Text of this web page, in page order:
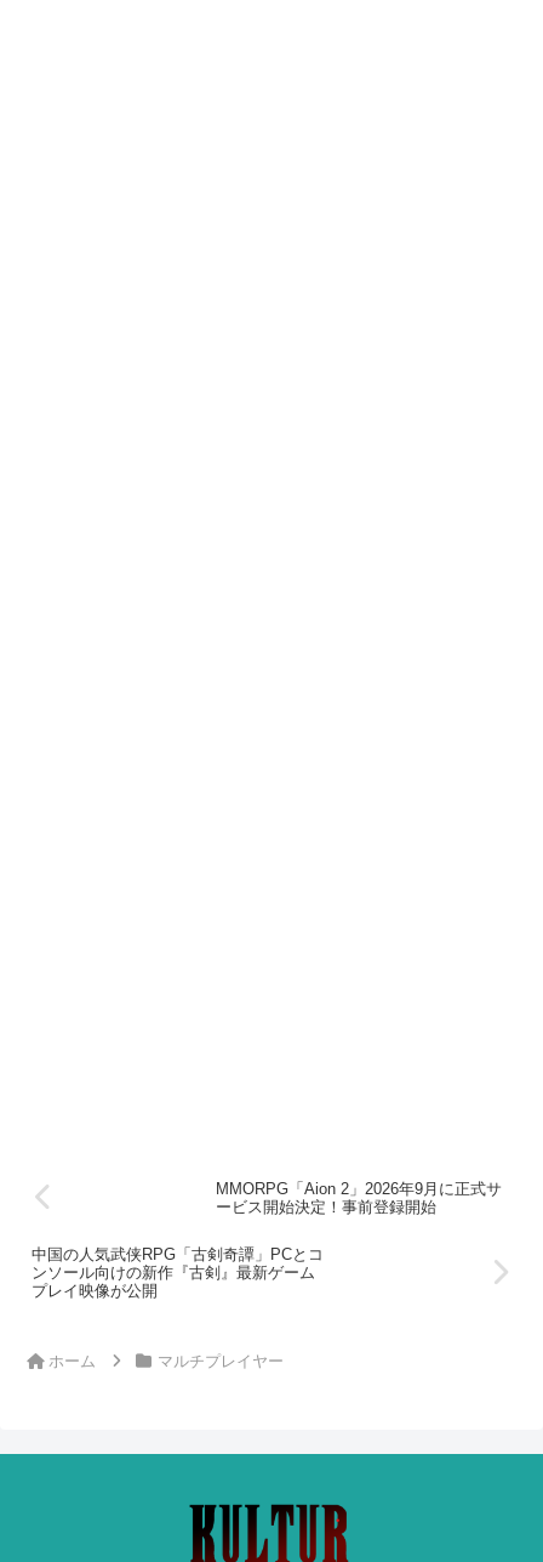
MMORPG「Aion 2」2026年9月に正式サ
ービス開始決定！事前登録開始
中国の人気武侠RPG「古剣奇譚」PCとコ
ンソール向けの新作『古剣』最新ゲーム
プレイ映像が公開
ホーム マルチプレイヤー